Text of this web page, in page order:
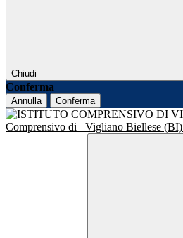
Chiudi
Conferma
Annulla Conferma
Comprensivo di
Vigliano Biellese (BI)